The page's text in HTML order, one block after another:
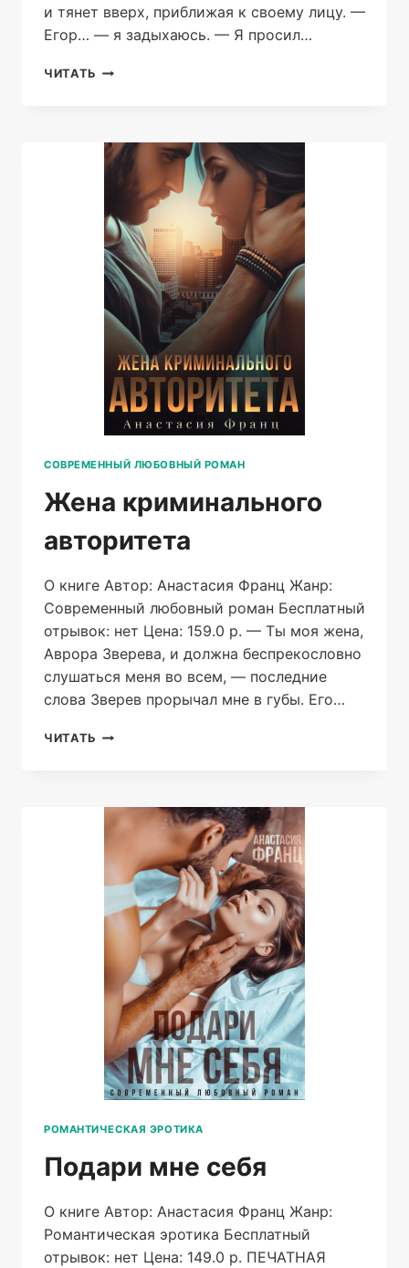
и тянет вверх, приближая к своему лицу. —
Егор… — я задыхаюсь. — Я просил…
ЧИТАТЬ ЕДИНСТВЕННАЯ
СОВРЕМЕННЫЙ ЛЮБОВНЫЙ РОМАН
Жена криминального
авторитета
О книге Автор: Анастасия Франц Жанр:
Современный любовный роман Бесплатный
отрывок: нет Цена: 159.0 р. — Ты моя жена,
Аврора Зверева, и должна беспрекословно
слушаться меня во всем, — последние
слова Зверев прорычал мне в губы. Его…
ЧИТАТЬ ЖЕНА
РОМАНТИЧЕСКАЯ ЭРОТИКА
Подари мне себя
О книге Автор: Анастасия Франц Жанр:
Романтическая эротика Бесплатный
отрывок: нет Цена: 149.0 р. ПЕЧАТНАЯ